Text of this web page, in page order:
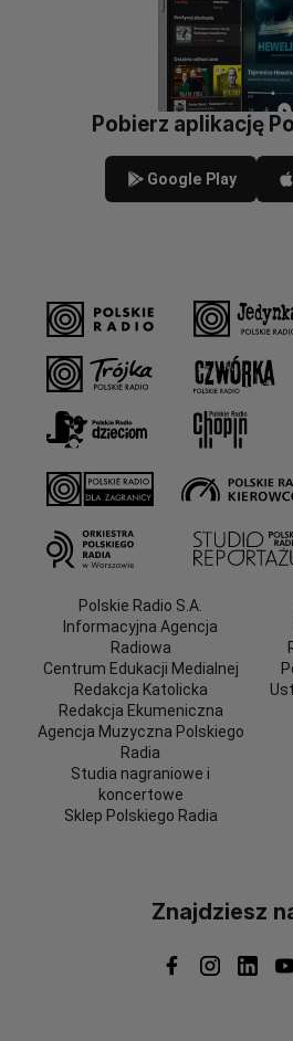
Pobierz aplikację
Google Play
Polskie Radio S.A.
Informacyjna Agencja
Radiowa
Centrum Edukacji Medialnej
Redakcja Katolicka
Redakcja Ekumeniczna
Agencja Muzyczna Polskiego
Radia
Studia nagraniowe i
koncertowe
Sklep Polskiego Radia
Znajdziesz